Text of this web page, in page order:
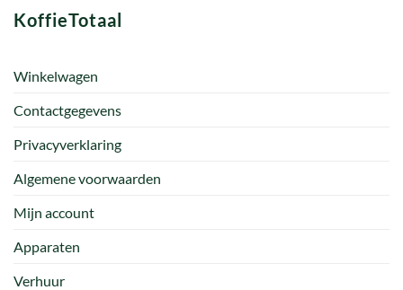
KoffieTotaal
Winkelwagen
Contactgegevens
Privacyverklaring
Algemene voorwaarden
Mijn account
Apparaten
Verhuur